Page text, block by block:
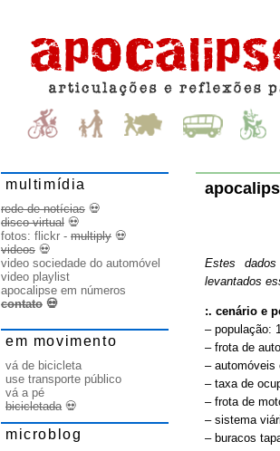
Estes
levantados
:. cenário e
– população:
– frota de
– automóveis
– taxa de
– frota de
– sistema
– buracos
multimídia
rede de notícias 💀
disco virtual 💀
fotos: flickr - multiply 💀
videos 💀
video sociedade do automóvel
video playlist
apocalipse em números
contato 💀
em movimento
vá de bicicleta
use transporte público
vá a pé
bicicletada💀
microblog